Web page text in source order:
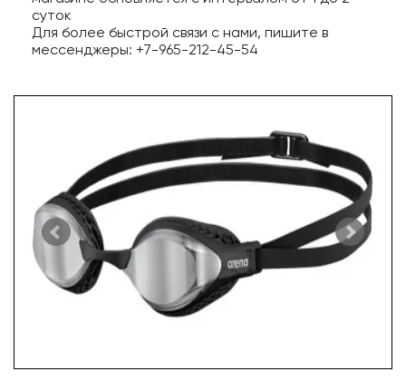
суток
Для более быстрой связи с нами, пишите в
мессенджеры: +7-965-212-45-54